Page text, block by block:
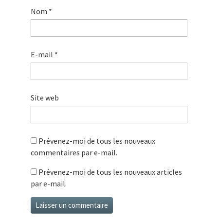
Nom *
E-mail *
Site web
Prévenez-moi de tous les nouveaux
commentaires par e-mail.
Prévenez-moi de tous les nouveaux articles
par e-mail.